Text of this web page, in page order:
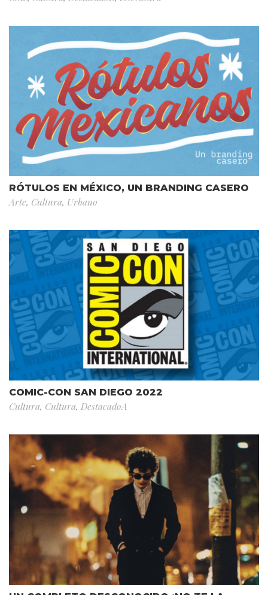
RÓTULOS EN MÉXICO, UN BRANDING CASERO
Arte, Cultura, Urbano
COMIC-CON SAN DIEGO 2022
Cultura, Cultura, DestacadoA